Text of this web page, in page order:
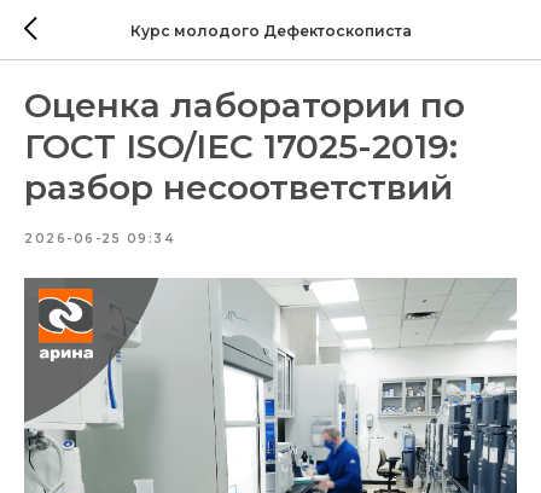
Курс молодого Дефектоскописта
Оценка лаборатории по
ГОСТ ISO/IEC 17025-2019:
разбор несоответствий
2026-06-25 09:34